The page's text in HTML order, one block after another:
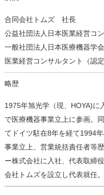
合同会社トムズ 社長
公益社団法人日本医業経営コ
一般社団法人日本医療機器学
医業経営コンサルタント（認
略歴
1975年旭光学（現、HOYA)に
で医療機器事業立上に参画。
てドイツ駐在8年を経て1994
事業立上、営業統括責任者等
ー株式会社に入社、代表取締
会社トムズを設立し代表就任。